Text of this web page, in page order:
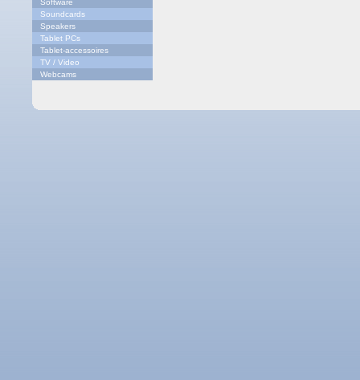
Software
Soundcards
Speakers
Tablet PCs
Tablet-accessoires
TV / Video
Webcams